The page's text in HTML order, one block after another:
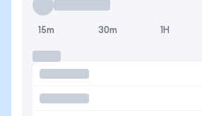
15m 30m 1H